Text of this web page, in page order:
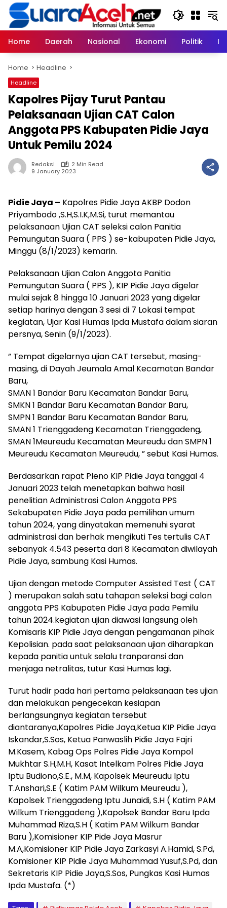
Skip
content
Home
Daerah Nasional Ekonomi Politik
Home Headline
Headline
Kapolres Pijay Turut Pantau
Pelaksanaan Ujian CAT Calon
Anggota PPS Kabupaten Pidie Jaya
Untuk Pemilu 2024
Redaksi
2 Min Read
9 January 2023
Pidie Jaya – Kapolres Pidie Jaya AKBP Dodon
Priyambodo ,S.H,S.I.K,M.Si, turut memantau
pelaksanaan Ujian CAT seleksi calon Panitia
Pemungutan Suara ( PPS ) se-kabupaten Pidie Jaya,
Minggu (8/1/2023) kemarin.
Pelaksanaan Ujian Calon Anggota Panitia
Pemungutan Suara ( PPS ), KIP Pidie Jaya digelar
mulai sejak 8 hingga 10 Januari 2023 yang digelar
setiap harinya dengan 3 sesi di 7 Lokasi tempat
kegiatan, Ujar Kasi Humas Ipda Mustafa dalam siaran
persnya, Senin (9/1/2023).
” Tempat digelarnya ujian CAT tersebut, masing-
masing, di Dayah Jeumala Amal Kecamatan Bandar
Baru,
SMAN 1 Bandar Baru Kecamatan Bandar Baru,
SMKN 1 Bandar Baru Kecamatan Bandar Baru,
SMPN 1 Bandar Baru Kecamatan Bandar Baru,
SMAN 1 Trienggadeng Kecamatan Trienggadeng,
SMAN 1Meureudu Kecamatan Meureudu dan SMPN 1
Meureudu Kecamatan Meureudu, ” sebut Kasi Humas.
Berdasarkan rapat Pleno KIP Pidie Jaya tanggal 4
Januari 2023 telah menetapkan bahwa hasil
penelitian Administrasi Calon Anggota PPS
Sekabupaten Pidie Jaya pada pemilihan umum
tahun 2024, yang dinyatakan memenuhi syarat
administrasi dan berhak mengikuti Tes tertulis CAT
sebanyak 4.543 peserta dari 8 Kecamatan diwilayah
Pidie Jaya, sambung Kasi Humas.
Ujian dengan metode Computer Assisted Test ( CAT
) merupakan salah satu tahapan seleksi bagi calon
anggota PPS Kabupaten Pidie Jaya pada Pemilu
tahun 2024.kegiatan ujian diawasi langsung oleh
Komisaris KIP Pidie Jaya dengan pengamanan pihak
Kepolisian. pada saat pelaksanaan ujian diharapkan
kepada panitia untuk selalu tranparansi dan
menjaga netralitas, tutur Kasi Humas lagi.
Turut hadir pada hari pertama pelaksanaan tes ujian
dan melakukan pengecekan kesiapan
berlangsungnya kegiatan tersebut
diantaranya,Kapolres Pidie Jaya,Ketua KIP Pidie Jaya
Iskandar,S.Sos, Ketua Panwaslih Pidie Jaya Fajri
M.Kasem, Kabag Ops Polres Pidie Jaya Kompol
Mukhtar S.H,M.H, Kasat Intelkam Polres Pidie Jaya
Iptu Budiono,S.E., M.M, Kapolsek Meureudu Iptu
T.Anshari,S.E ( Katim PAM Wilkum Meureudu ),
Kapolsek Trienggadeng Iptu Junaidi, S.H ( Katim PAM
Wilkum Trienggadeng ),Kapolsek Bandar Baru Ipda
Muhammad Riza,S.H ( Katim PAM Wilkum Bandar
Baru ),Komisioner KIP Pide Jaya Masrur
M.A,Komisioner KIP Pidie Jaya Zarkasyi A.Hamid, S.Pd,
Komisioner KIP Pidie Jaya Muhammad Yusuf,S.Pd, dan
Sekretaris KIP Pidie Jaya,S.Sos, Pungkas Kasi Humas
Ipda Mustafa. (*)